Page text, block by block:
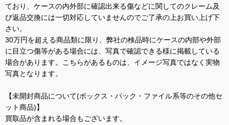
ており、ケースの内外部に確認出来る傷などに関してのクレーム及
び返品交換には一切対応していませんのでご了承の上お買い上げ下
さい。
30万円を超える商品類に限り、弊社の検品時にケースの内部や外部
に目立つ傷等がある場合には、写真で確認できる様に掲載している
場合があります。こちらがあるものは、イメージ写真ではなく実物
写真となります。
【未開封商品について(ボックス・パック・ファイル系等のその他セ
ット商品)】
買取品が含まれる場合もございます。